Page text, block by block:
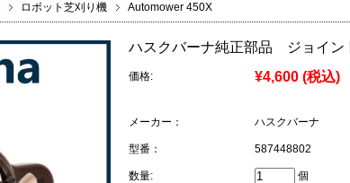
ロボット芝刈り機 Automower 450X
ハスクバーナ純正部品 ジョイン
価格: ¥4,600 (税込)
メーカー： ハスクバーナ
型番： 587448802
数量: 個